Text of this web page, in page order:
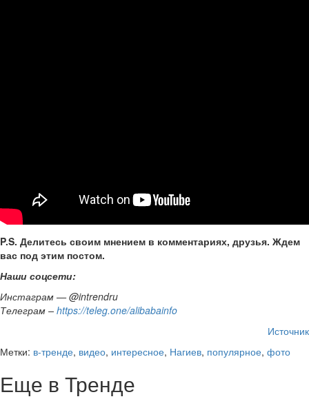
P.S. Делитесь своим мнением в комментариях, друзья. Ждем
вас под этим постом.
Наши соцсети:
Инстаграм — @intrendru
Телеграм – https://teleg.one/alibabainfo
Источник
Метки: в-тренде, видео, интересное, Нагиев, популярное, фото
Еще в Тренде